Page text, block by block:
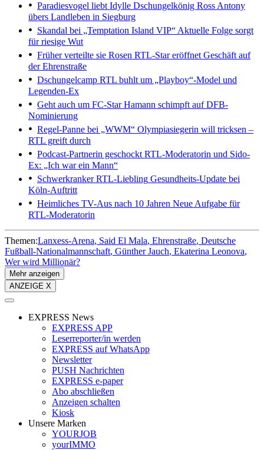
Paradiesvogel liebt Idylle Dschungelkönig Ross Antony
übers Landleben in Siegburg
Skandal bei „Temptation Island VIP“ Aktuelle Folge sorgt
für riesige Wut
Früher verteilte sie Rosen RTL-Star eröffnet Geschäft auf
der Ehrenstraße
Dschungelcamp RTL buhlt um „Playboy“-Model und
Legenden-Ex
Geht auch um FC-StarHamann schimpft auf DFB-
Nominierung
Regel-Panne bei „WWM“ Olympiasiegerin will tricksen –
RTL greift durch
Podcast-Partnerin geschockt RTL-Moderatorin und Sido-
Ex: „Ich war ein Mann“
Schwerkranker RTL-Liebling Gesundheits-Update bei
Köln-Auftritt
Heimliches TV-Aus nach 10 Jahren Neue Aufgabe für
RTL-Moderatorin
Themen:Lanxess-Arena Said El Mala Ehrenstraße Deutsche
Fußball-Nationalmannschaft Günther Jauch Ekaterina Leonova
Wer wird Millionär?
Mehr anzeigen
ANZEIGE X
EXPRESS News
EXPRESS APP
Leserreporter/in werden
EXPRESS auf WhatsApp
Newsletter
PUSH Nachrichten
EXPRESS e-paper
Abo abschließen
Anzeigen schalten
Kiosk
Unsere Marken
YOURJOB
yourIMMO